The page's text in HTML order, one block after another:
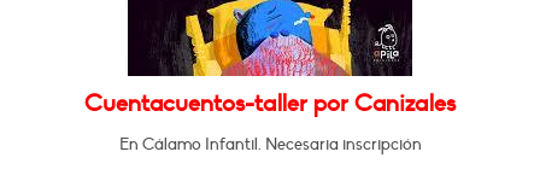
Cuentacuentos-taller por Canizales
En Cálamo Infantil. Necesaria inscripción